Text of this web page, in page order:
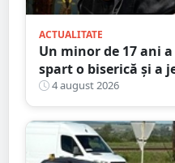
ACTUALITATE
Un minor de 17 ani
spart o biserică și a
bătrână de 80 de ani
4 august 2026